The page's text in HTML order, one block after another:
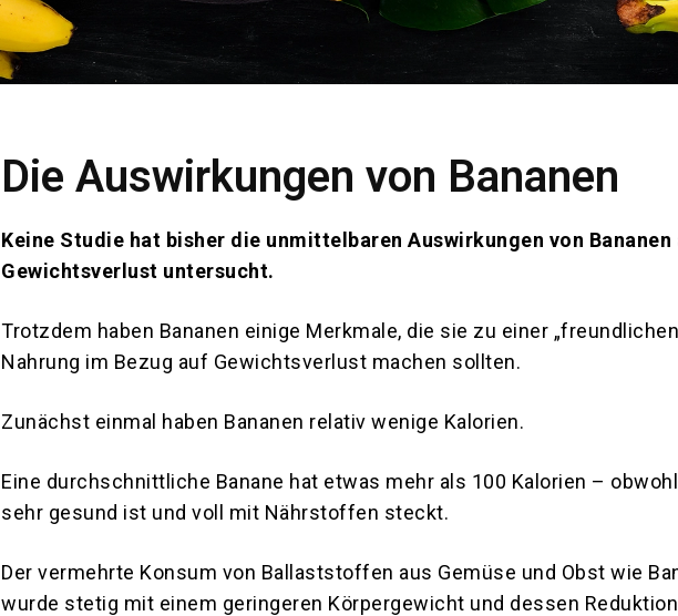
Die Auswirkungen von Bananen
Keine Studie hat bisher die unmittelbaren Auswirkungen von Bananen
Gewichtsverlust untersucht.
Trotzdem haben Bananen einige Merkmale, die sie zu einer
Nahrung im Bezug auf Gewichtsverlust machen sollten.
Zunächst einmal haben Bananen relativ wenige Kalorien.
Eine durchschnittliche Banane hat etwas mehr als 100 Kalorien –
sehr gesund ist und voll mit Nährstoffen steckt.
Der vermehrte Konsum von Ballaststoffen aus Gemüse und Obst wie
wurde stetig mit einem geringeren Körpergewicht und dessen